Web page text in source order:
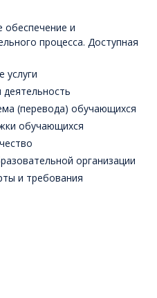
обеспечение и
процесса. Доступная
услуги
(перевода) обучающихся
обучающихся
организации
и требования